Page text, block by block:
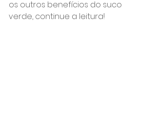
os outros benefícios do suco
verde, continue a leitura!